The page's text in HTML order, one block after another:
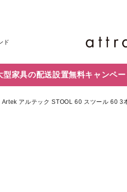
ド
型家具の配送設置無料キャンペ
Artek アルテック STOOL 60 スツール 60 3